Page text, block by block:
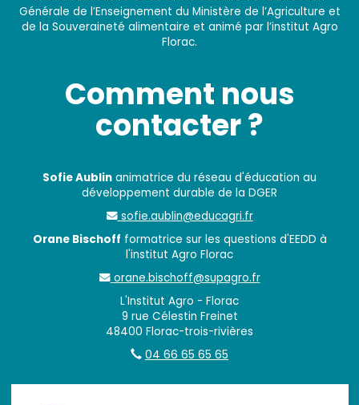
Générale de l’Enseignement du Ministère de l’Agriculture et
de la Souveraineté alimentaire et animé par l’institut Agro
Florac.
Comment nous
contacter ?
Sofie Aublin animatrice du réseau d'éducation au
développement durable de la DGER
sofie.aublin@educagri.fr
Orane Bischoff formatrice sur les questions d'EEDD à
l'institut Agro Florac
orane.bischoff@supagro.fr
L'Institut Agro - Florac
9 rue Célestin Freinet
48400 Florac-trois-rivières
04 66 65 65 65